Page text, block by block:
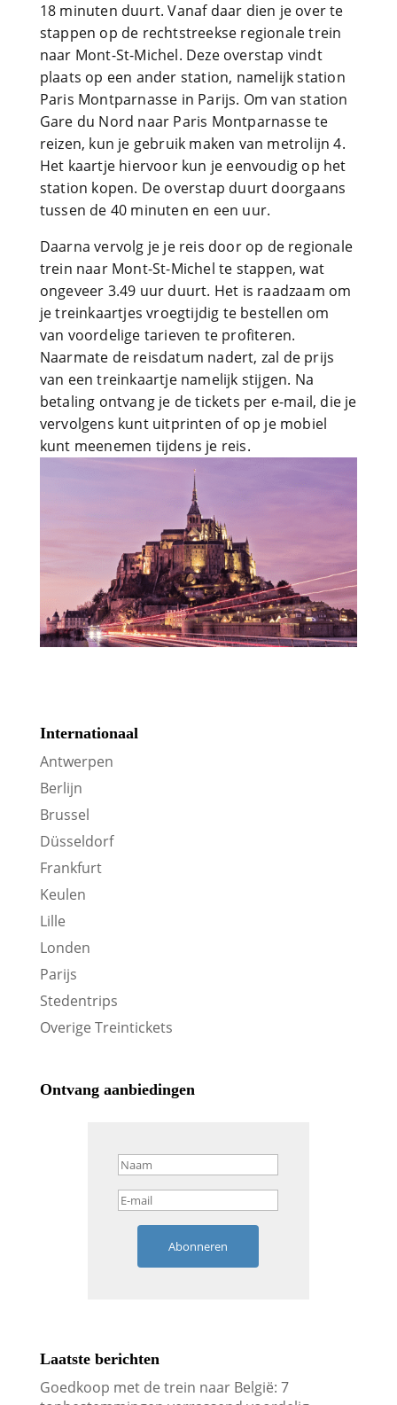
18 minuten duurt. Vanaf daar dien je over te
stappen op de rechtstreekse regionale trein
naar Mont-St-Michel. Deze overstap vindt
plaats op een ander station, namelijk station
Paris Montparnasse in Parijs. Om van station
Gare du Nord naar Paris Montparnasse te
reizen, kun je gebruik maken van metrolijn 4.
Het kaartje hiervoor kun je eenvoudig op het
station kopen. De overstap duurt doorgaans
tussen de 40 minuten en een uur.
Daarna vervolg je je reis door op de regionale
trein naar Mont-St-Michel te stappen, wat
ongeveer 3.49 uur duurt. Het is raadzaam om
je treinkaartjes vroegtijdig te bestellen om
van voordelige tarieven te profiteren.
Naarmate de reisdatum nadert, zal de prijs
van een treinkaartje namelijk stijgen. Na
betaling ontvang je de tickets per e-mail, die je
vervolgens kunt uitprinten of op je mobiel
kunt meenemen tijdens je reis.
Internationaal
Antwerpen
Berlijn
Brussel
Düsseldorf
Frankfurt
Keulen
Lille
Londen
Parijs
Stedentrips
Overige Treintickets
Ontvang aanbiedingen
Abonneren
Laatste berichten
Goedkoop met de trein naar België: 7